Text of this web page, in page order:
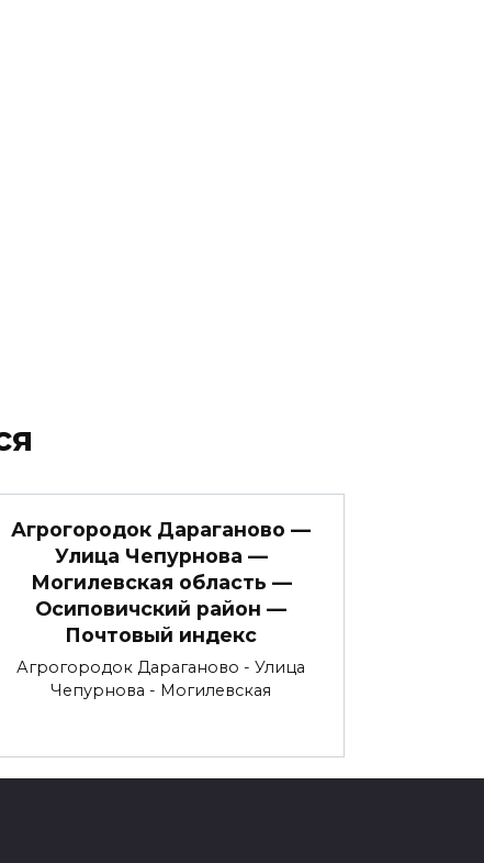
Агрогородок Дараганово —
Улица Чепурнова —
Могилевская область —
Осиповичский район —
Почтовый индекс
Агрогородок Дараганово - Улица
Чепурнова - Могилевская